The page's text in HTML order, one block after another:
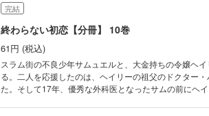
完結
終わらない初恋【分冊】 10巻
61円 (税込)
スラム街の不良少年サムュエルと、大金持ちの令嬢ヘ
る。二人を応援したのは、ヘイリーの祖父のドクター
た。そして17年、優秀な外科医となったサムの前にヘ